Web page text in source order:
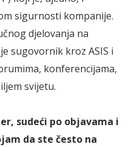
sigurnosti kompanije.
djelovanja na
sugovornik kroz ASIS i
konferencijama,
svijetu.
sudeći po objavama i
da ste često na